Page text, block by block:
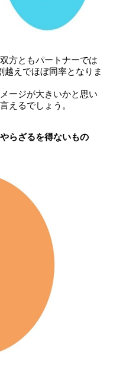
方ともパートナーでは
越えでほぼ同率となりま
ージが大きいかと思い
えるでしょう。
らざるを得ないもの